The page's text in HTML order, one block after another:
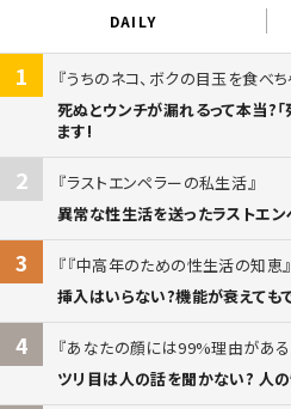
DAILY
1
うちのネコ、ボクの目玉を食べち
死ぬとウンチが漏れるって本当?
ます!
2
ラストエンペラーの私生活
異常な性生活を送ったラストエン
3
『中高年のための性生活の知恵』
挿入はいらない?機能が衰えても
4
あなたの顔には99%理由がある
ツリ目は人の話を聞かない? 人